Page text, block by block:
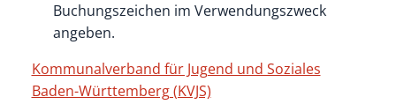
Buchungszeichen im Verwendungszweck
angeben.
Kommunalverband für Jugend und Soziales
Baden-Württemberg (KVJS)